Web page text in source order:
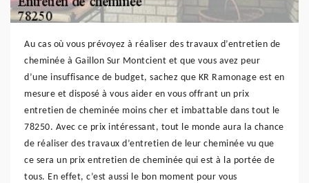
Au cas où vous prévoyez à réaliser des travaux d’entretien de
cheminée à Gaillon Sur Montcient et que vous avez peur
d’une insuffisance de budget, sachez que KR Ramonage est en
mesure et disposé à vous aider en vous offrant un prix
entretien de cheminée moins cher et imbattable dans tout le
78250. Avec ce prix intéressant, tout le monde aura la chance
de réaliser des travaux d’entretien de leur cheminée vu que
ce sera un prix entretien de cheminée qui est à la portée de
tous. En effet, c’est aussi le bon moment pour vous